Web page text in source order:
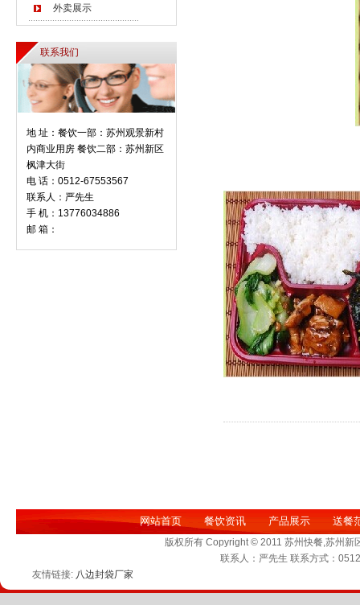
外卖展示
联系我们
地 址：餐饮一部：苏州观景新村
内商业用房 餐饮二部：苏州新区
枫津大街
电 话：0512-67553567
联系人：严先生
手 机：13776034886
邮 箱：
网站首页 餐饮资讯 产品展示 送餐
版权所有 Copyright © 2011 苏州快餐,苏州
联系人：严先生 联系方式：
友情链接: 八边封袋厂家